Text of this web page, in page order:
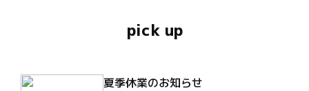
pick up
夏季休業のお知らせ